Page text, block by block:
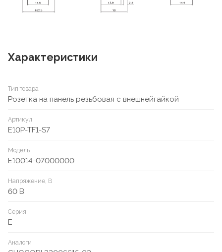
Характеристики
Тип товара
Розетка на панель резьбовая с внешнейгайкой
Артикул
E10P-TF1-S7
Модель
E10014-07000000
Напряжение, В
60 В
Серия
E
Аналоги